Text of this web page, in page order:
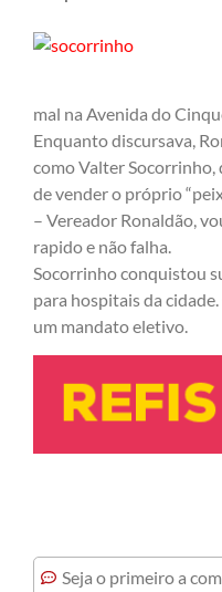
mal na Avenida do
Enquanto discursava,
como Valter Socorrinho,
de vender o próprio
– Vereador Ronaldão,
rapido e não falha.
Socorrinho conquistou
para hospitais da
um mandato eletivo.
Seja o primeiro a